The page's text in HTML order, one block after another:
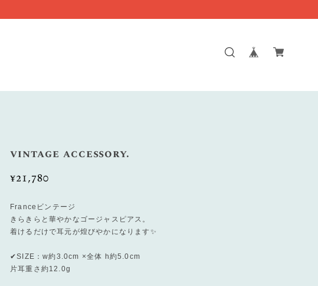
vintage accessory.
¥21,780
Franceビンテージ
きらきらと華やかなゴージャスピアス。
着けるだけで耳元が煌びやかになります✨
✔︎SIZE：w約3.0cm ×全体 h約5.0cm
片耳重さ約12.0g